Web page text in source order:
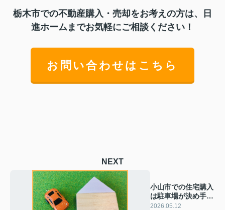
栃木市での不動産購入・売却をお考えの方は、日
進ホームまでお気軽にご相談ください！
お問い合わせはこちら
NEXT
小山市での住宅購入
は駐車場が決め手？
小山市の土地と間取
2026.05.12